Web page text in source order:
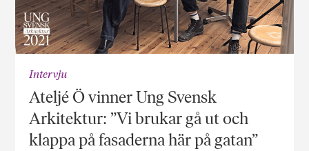
Intervju
Ateljé Ö vinner Ung Svensk
Arkitektur: ”Vi brukar gå ut och
klappa på fasaderna här på gatan”